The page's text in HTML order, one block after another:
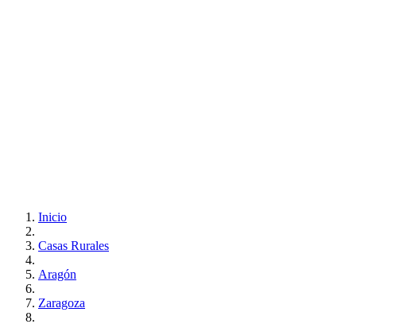
Inicio
Casas Rurales
Aragón
Zaragoza